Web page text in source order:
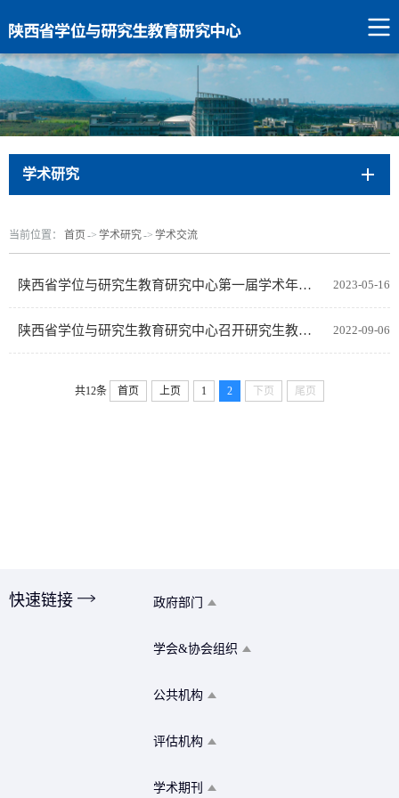
学术研究
当前位置： 首页 -> 学术研究-> 学术交流
2023-05-16
陕西省学位与研究生教育研究中心第一届学术年会在西北工业大学召开
2022-09-06
陕西省学位与研究生教育研究中心召开研究生教育研究专家座谈会
共12条 首页 上页 1 2 下页 尾页
快速链接 政府部门
学会&协会组织
公共机构
评估机构
学术期刊